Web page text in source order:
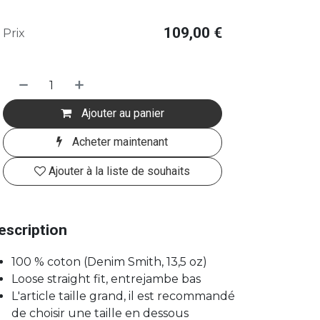
Ajouter au panier
Acheter maintenant
Ajouter à la liste de souhaits
Prix 109,00 €
100 % coton (Denim Smith, 13,5 oz)
Loose straight fit, entrejambe bas
L'article taille grand, il est recommandé
de choisir une taille en dessous